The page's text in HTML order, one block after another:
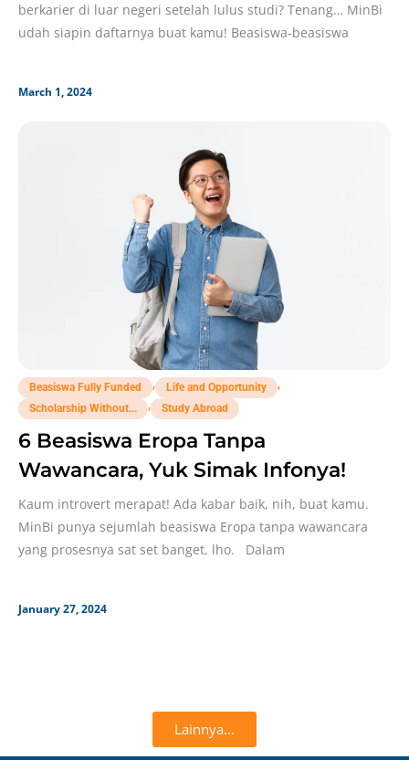
berkarier di luar negeri setelah lulus studi? Tenang… MinBi
udah siapin daftarnya buat kamu! Beasiswa-beasiswa
March 1, 2024
Beasiswa Fully Funded , Life and Opportunity
,
Scholarship Without...
, Study Abroad
6 Beasiswa Eropa Tanpa
Wawancara, Yuk Simak Infonya!
Kaum introvert merapat! Ada kabar baik, nih, buat kamu.
MinBi punya sejumlah beasiswa Eropa tanpa wawancara
yang prosesnya sat set banget, lho. Dalam
January 27, 2024
Lainnya...